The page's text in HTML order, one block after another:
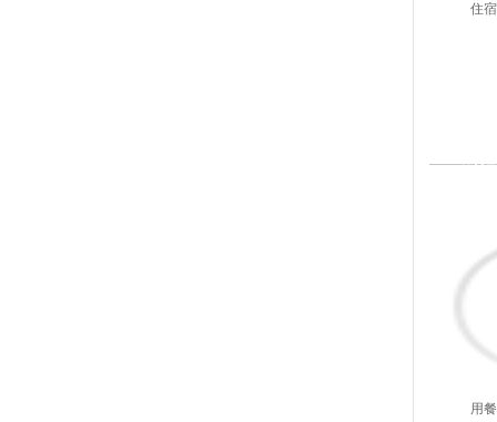
住
2
用餐